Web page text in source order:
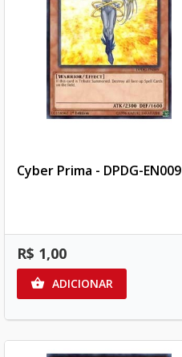
Cyber Prima - DPDG-EN009
R$ 1,00
 ADICIONAR